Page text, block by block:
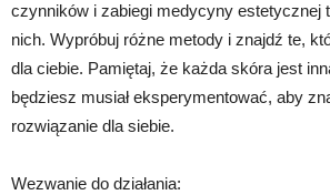
czynników i zabiegi medycyny estetycznej
nich. Wypróbuj różne metody i znajdź te,
dla ciebie. Pamiętaj, że każda skóra jest
będziesz musiał eksperymentować, aby
rozwiązanie dla siebie.
Wezwanie do działania: